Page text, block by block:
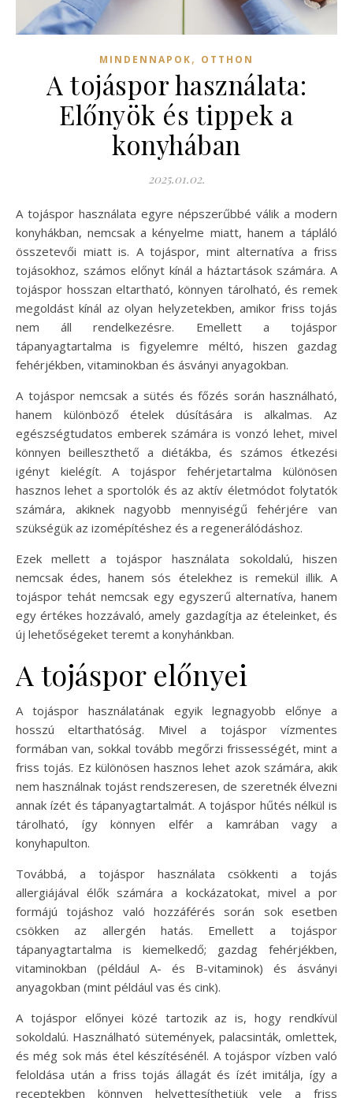
MINDENNAPOK, OTTHON
A tojáspor használata:
Előnyök és tippek a
konyhában
2025.01.02.
A tojáspor használata egyre népszerűbbé válik a modern
konyhákban, nemcsak a kényelme miatt, hanem a tápláló
összetevői miatt is. A tojáspor, mint alternatíva a friss
tojásokhoz, számos előnyt kínál a háztartások számára. A
tojáspor hosszan eltartható, könnyen tárolható, és remek
megoldást kínál az olyan helyzetekben, amikor friss tojás
nem áll rendelkezésre. Emellett a tojáspor
tápanyagtartalma is figyelemre méltó, hiszen gazdag
fehérjékben, vitaminokban és ásványi anyagokban.
A tojáspor nemcsak a sütés és főzés során használható,
hanem különböző ételek dúsítására is alkalmas. Az
egészségtudatos emberek számára is vonzó lehet, mivel
könnyen beilleszthető a diétákba, és számos étkezési
igényt kielégít. A tojáspor fehérjetartalma különösen
hasznos lehet a sportolók és az aktív életmódot folytatók
számára, akiknek nagyobb mennyiségű fehérjére van
szükségük az izomépítéshez és a regenerálódáshoz.
Ezek mellett a tojáspor használata sokoldalú, hiszen
nemcsak édes, hanem sós ételekhez is remekül illik. A
tojáspor tehát nemcsak egy egyszerű alternatíva, hanem
egy értékes hozzávaló, amely gazdagítja az ételeinket, és
új lehetőségeket teremt a konyhánkban.
A tojáspor előnyei
A tojáspor használatának egyik legnagyobb előnye a
hosszú eltarthatóság. Mivel a tojáspor vízmentes
formában van, sokkal tovább megőrzi frissességét, mint a
friss tojás. Ez különösen hasznos lehet azok számára, akik
nem használnak tojást rendszeresen, de szeretnék élvezni
annak ízét és tápanyagtartalmát. A tojáspor hűtés nélkül is
tárolható, így könnyen elfér a kamrában vagy a
konyhapulton.
Továbbá, a tojáspor használata csökkenti a tojás
allergiájával élők számára a kockázatokat, mivel a por
formájú tojáshoz való hozzáférés során sok esetben
csökken az allergén hatás. Emellett a tojáspor
tápanyagtartalma is kiemelkedő; gazdag fehérjékben,
vitaminokban (például A- és B-vitaminok) és ásványi
anyagokban (mint például vas és cink).
A tojáspor előnyei közé tartozik az is, hogy rendkívül
sokoldalú. Használható sütemények, palacsinták, omlettek,
és még sok más étel készítésénél. A tojáspor vízben való
feloldása után a friss tojás állagát és ízét imitálja, így a
receptekben könnyen helyettesíthetjük vele a friss